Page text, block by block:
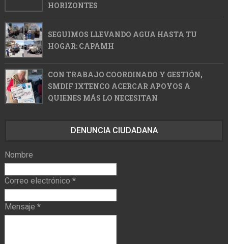
HORIZONTES
SEGUIMOS LLEVANDO AGUA HASTA TU
HOGAR: CAPAMH
CON TRABAJO COORDINADO Y GESTIÓN,
SMDIF IXTENCO ACERCAR APOYOS A
QUIENES MÁS LO NECESITAN
DENUNCIA CIUDADANA
Nombre
Correo electrónico *
Mensaje *